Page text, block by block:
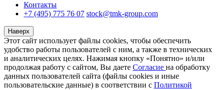
Контакты
+7 (495) 775 76 07 stock@tmk-group.com
Наверх
Этот сайт использует файлы cookies, чтобы обеспечить
удобство работы пользователей с ним, а также в технических
и аналитических целях. Нажимая кнопку «Понятно» и/или
продолжая работу с сайтом, Вы даете Согласие на обработку
данных пользователей сайта (файлы cookies и иные
пользовательские данные) в соответствии с Политикой